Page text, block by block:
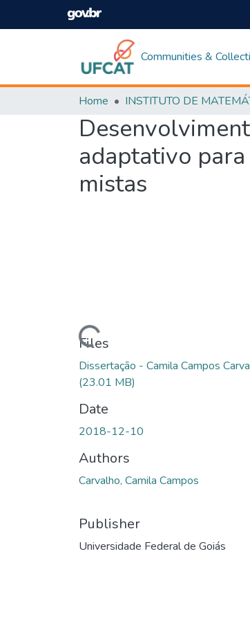
Communities &
Home
adaptativo
mistas
Loading...
Files
Dissertação - Camila Campos
(23.01 MB)
Date
2018-12-10
Authors
Carvalho, Camila Campos
Publisher
Universidade Federal de Goiás